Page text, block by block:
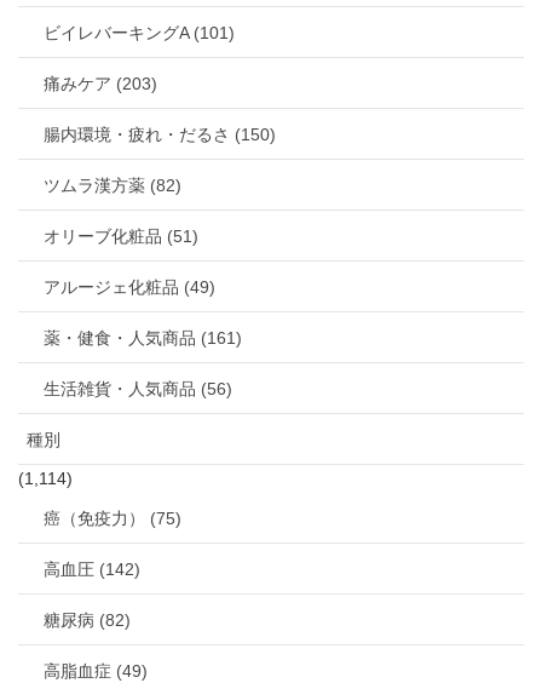
ビイレバーキングA (101)
痛みケア (203)
腸内環境・疲れ・だるさ (150)
ツムラ漢方薬 (82)
オリーブ化粧品 (51)
アルージェ化粧品 (49)
薬・健食・人気商品 (161)
生活雑貨・人気商品 (56)
種別
(1,114)
癌（免疫力） (75)
高血圧 (142)
糖尿病 (82)
高脂血症 (49)